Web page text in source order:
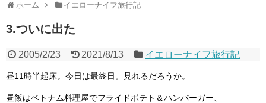
ホーム イエローナイフ旅行記
3.ついに出た
2005/2/23 2021/8/13 イエローナイフ旅行記
昼11時半起床。今日は最終日。見れるだろうか。
昼飯はベトナム料理屋でフライドポテト＆ハンバーガー、